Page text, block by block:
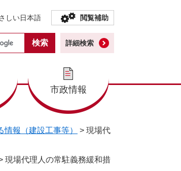
しい日本語 閲覧補助
市政情報
詳細検索
報（建設工事等） > 現場代
現場代理人の常駐義務緩和措